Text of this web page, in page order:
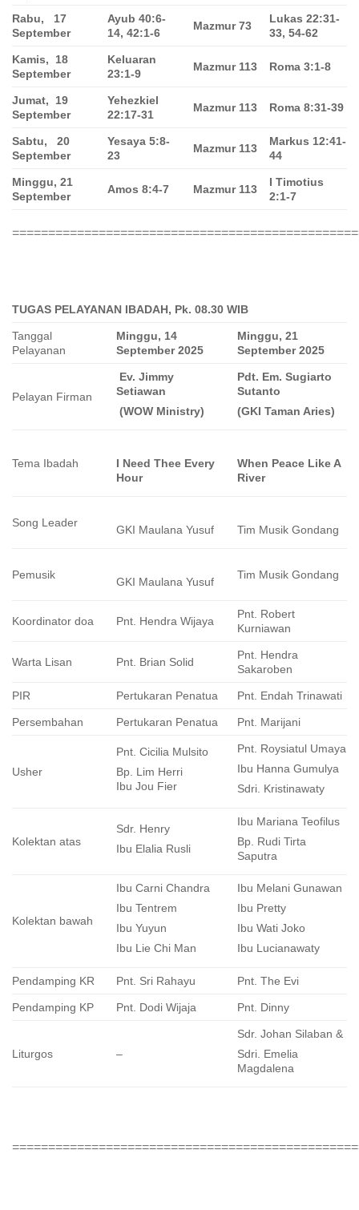
Rabu, 17
September
Ayub 40:6-
14, 42:1-6
Mazmur 73
Lukas 22:31-
33, 54-62
Kamis, 18
September
Keluaran
23:1-9
Mazmur 113 Roma 3:1-8
Jumat, 19
September
Yehezkiel
22:17-31
Mazmur 113 Roma 8:31-39
Sabtu, 20
September
Yesaya 5:8-
23
Mazmur 113
Markus 12:41-
44
Minggu, 21
September
Amos 8:4-7 Mazmur 113
I Timotius
2:1-7
TUGAS PELAYANAN IBADAH, Pk. 08.30 WIB
Tanggal
Pelayanan
Minggu, 14
September 2025
Minggu, 21
September 2025
Pelayan Firman
Ev. Jimmy
Setiawan
(WOW Ministry)
Pdt. Em. Sugiarto
Sutanto
(GKI Taman Aries)
Tema Ibadah
I Need Thee Every
Hour
When Peace Like A
River
Song Leader
GKI Maulana Yusuf Tim Musik Gondang
Pemusik
GKI Maulana Yusuf
Tim Musik Gondang
Koordinator doa Pnt. Hendra Wijaya
Pnt. Robert
Kurniawan
Warta Lisan Pnt. Brian Solid
Pnt. Hendra
Sakaroben
PIR Pertukaran Penatua Pnt. Endah Trinawati
Persembahan Pertukaran Penatua Pnt. Marijani
Usher
Pnt. Cicilia Mulsito
Bp. Lim Herri
Ibu Jou Fier
Pnt. Roysiatul Umaya
Ibu Hanna Gumulya
Sdri. Kristinawaty
Kolektan atas
Sdr. Henry
Ibu Elalia Rusli
Ibu Mariana Teofilus
Bp. Rudi Tirta
Saputra
Kolektan bawah
Ibu Carni Chandra
Ibu Tentrem
Ibu Yuyun
Ibu Lie Chi Man
Ibu Melani Gunawan
Ibu Pretty
Ibu Wati Joko
Ibu Lucianawaty
Pendamping KR Pnt. Sri Rahayu Pnt. The Evi
Pendamping KP Pnt. Dodi Wijaja Pnt. Dinny
Liturgos –
Sdr. Johan Silaban &
Sdri. Emelia
Magdalena